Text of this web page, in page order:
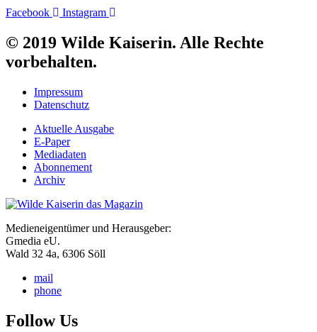
Facebook Instagram
© 2019 Wilde Kaiserin. Alle Rechte
vorbehalten.
Impressum
Datenschutz
Aktuelle Ausgabe
E-Paper
Mediadaten
Abonnement
Archiv
Medieneigentümer und Herausgeber:
Gmedia eU.
Wald 32 4a, 6306 Söll
mail
phone
Follow Us